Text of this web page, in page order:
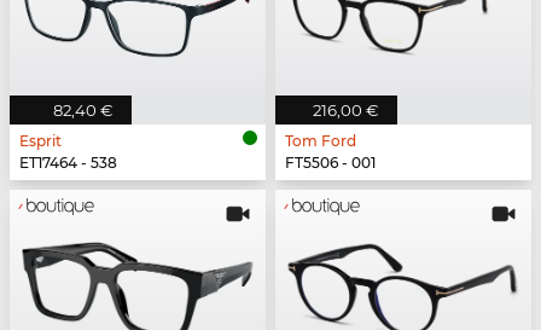
82,40 €
Esprit
ET17464 - 538
216,00 €
Tom Ford
FT5506 - 001